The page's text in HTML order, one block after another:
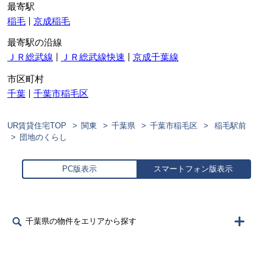
最寄駅
稲毛
京成稲毛
最寄駅の沿線
ＪＲ総武線
ＪＲ総武線快速 京成千葉線
市区町村
千葉
千葉市稲毛区
UR賃貸住宅TOP 関東 千葉県 千葉市稲毛区
稲毛駅前
団地のくらし
PC版表示 スマートフォン版表示
千葉県の物件をエリアから探す